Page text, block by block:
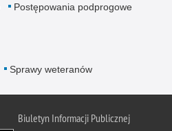
Postępowania podprogowe
Sprawy weteranów
Biuletyn Informacji Publicznej